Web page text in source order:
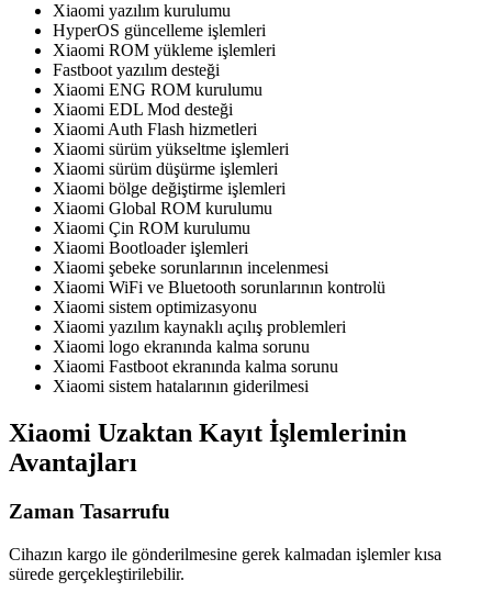
Xiaomi yazılım kurulumu
HyperOS güncelleme işlemleri
Xiaomi ROM yükleme işlemleri
Fastboot yazılım desteği
Xiaomi ENG ROM kurulumu
Xiaomi EDL Mod desteği
Xiaomi Auth Flash hizmetleri
Xiaomi sürüm yükseltme işlemleri
Xiaomi sürüm düşürme işlemleri
Xiaomi bölge değiştirme işlemleri
Xiaomi Global ROM kurulumu
Xiaomi Çin ROM kurulumu
Xiaomi Bootloader işlemleri
Xiaomi şebeke sorunlarının incelenmesi
Xiaomi WiFi ve Bluetooth sorunlarının kontrolü
Xiaomi sistem optimizasyonu
Xiaomi yazılım kaynaklı açılış problemleri
Xiaomi logo ekranında kalma sorunu
Xiaomi Fastboot ekranında kalma sorunu
Xiaomi sistem hatalarının giderilmesi
Xiaomi Uzaktan Kayıt İşlemlerinin
Avantajları
Zaman Tasarrufu
Cihazın kargo ile gönderilmesine gerek kalmadan işlemler kısa
sürede gerçekleştirilebilir.